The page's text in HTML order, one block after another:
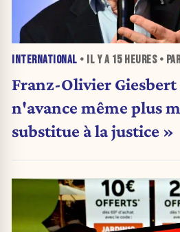
INTERNATIONAL • IL Y A 15 HEURES•
Franz-Olivier
n'avance même plus
substitue à la justice »